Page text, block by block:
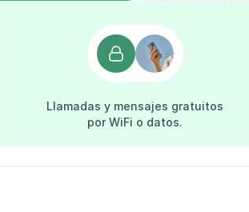
Llamadas y mensajes gratuitos
por WiFi o datos.